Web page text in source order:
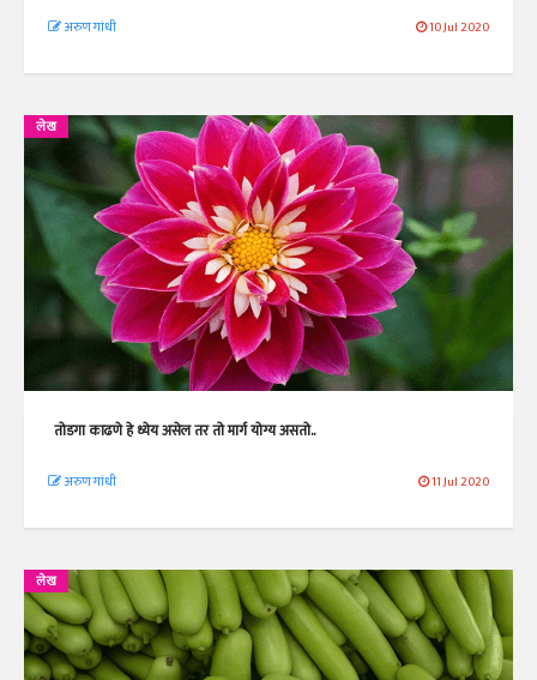
अरुण गांधी 10 Jul 2020
लेख
तोडगा काढणे हे ध्येय असेल तर तो मार्ग योग्य असतो..
अरुण गांधी 11 Jul 2020
लेख